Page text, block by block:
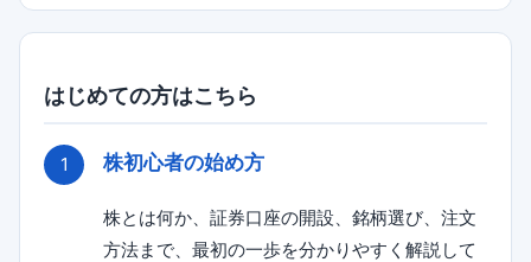
はじめての方はこちら
株初心者の始め方
株とは何か、証券口座の開設、銘柄選び、注文
方法まで、最初の一歩を分かりやすく解説して